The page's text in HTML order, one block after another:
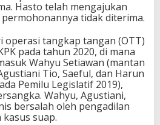
Hasto telah mengajukan
tidak diterima.
operasi tangkap tangan (OTT)
pada tahun 2020, di mana
Wahyu Setiawan (mantan
Tio, Saeful, dan Harun
Pemilu Legislatif 2019),
Wahyu, Agustiani,
bersalah oleh pengadilan
suap.